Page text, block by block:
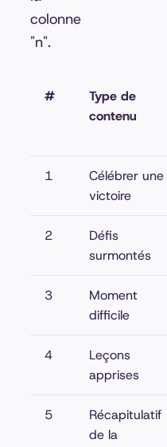
colonne
"n".
#
Type de
contenu
1
Célébrer une
victoire
2
Défis
surmontés
3
Moment
difficile
4
Leçons
apprises
5
Récapitulatif
de la